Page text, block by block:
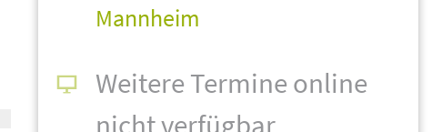
Mannheim
Weitere Termine online
nicht verfügbar